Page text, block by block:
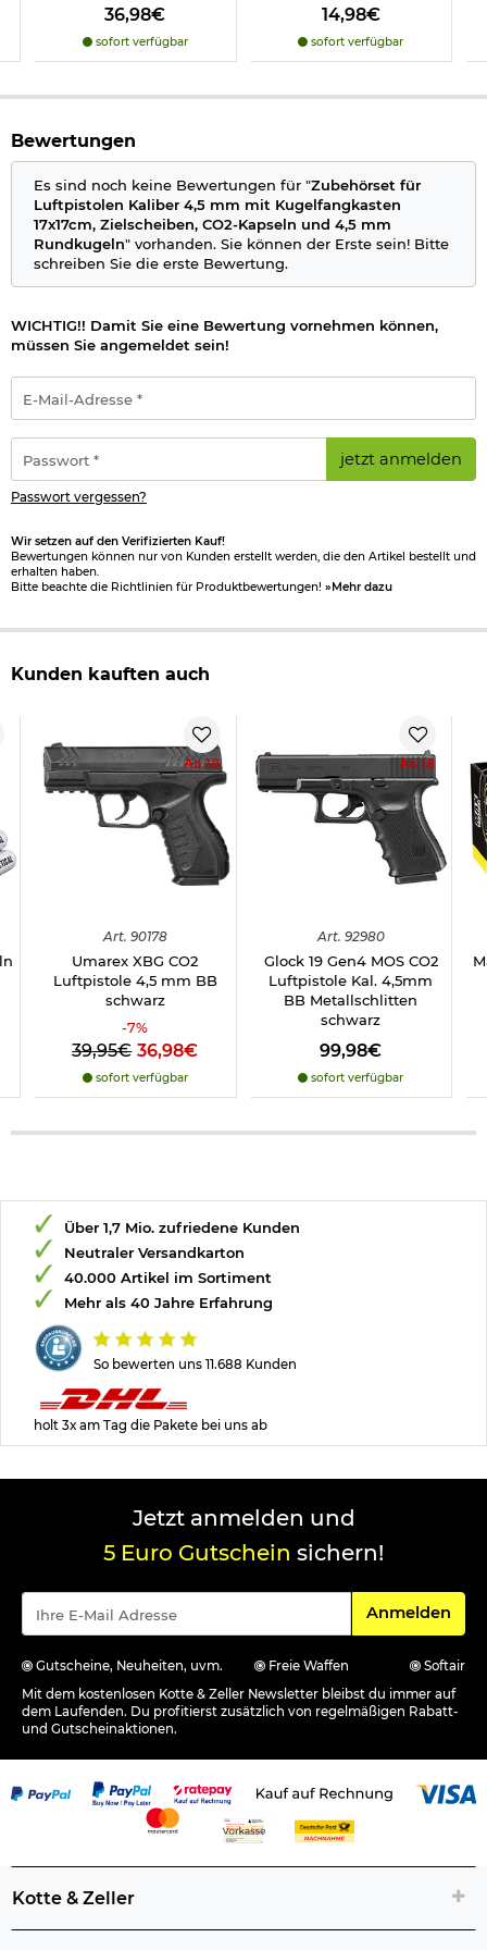
schlimme körperliche Verletzungen hervorrufen.
Herstellerinformationen:
info@kotte-zeller.de, DE 62797633
36,98€
sofort verfügbar
14,98€
sofort verfügbar
Bewertungen
Es sind noch keine Bewertungen für "Zubehörset für
Luftpistolen Kaliber 4,5 mm mit Kugelfangkasten
17x17cm, Zielscheiben, CO2-Kapseln und 4,5 mm
Rundkugeln" vorhanden. Sie können der Erste sein! Bitte
schreiben Sie die erste Bewertung.
WICHTIG!! Damit Sie eine Bewertung vornehmen können,
müssen Sie angemeldet sein!
Mail-
Adresse
*
jetzt anmelden
Passwort vergessen?
Wir setzen auf den Verifizierten Kauf!
Bewertungen können nur von Kunden erstellt werden, die den Artikel bestellt und
erhalten haben.
Bitte beachte die Richtlinien für Produktbewertungen! »Mehr dazu
Kunden kauften auch
Ab 18
Art. 90178
Umarex XBG CO2
Luftpistole 4,5 mm BB
schwarz
-7%
39,95€ 36,98€
sofort verfügbar
Ab 18
Art. 92980
Glock 19 Gen4 MOS CO2
Luftpistole Kal. 4,5mm
BB Metallschlitten
schwarz
99,98€
sofort verfügbar
So bewerten uns 11.688 Kunden
Über 1,7 Mio. zufriedene Kunden
Neutraler Versandkarton
40.000 Artikel im Sortiment
Mehr als 40 Jahre Erfahrung
holt 3x am Tag die Pakete bei uns ab
Jetzt anmelden und
5 Euro Gutschein sichern!
Für den
Anmelden
Gutscheine, Neuheiten, uvm. Freie Waffen
Softair
Mit dem kostenlosen Kotte & Zeller Newsletter bleibst du immer auf
dem Laufenden. Du profitierst zusätzlich von regelmäßigen Rabatt-
und Gutscheinaktionen.
Kotte & Zeller